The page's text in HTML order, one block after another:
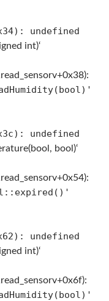
undefined
int)‘
undefined
bool)‘
undefined
int)‘